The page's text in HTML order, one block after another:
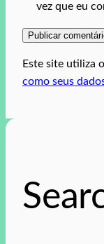
vez que eu
Este site utiliza
como seus